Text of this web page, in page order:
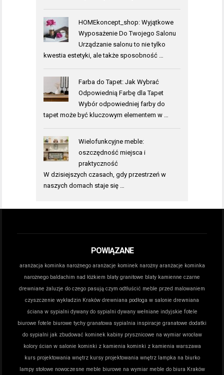
HOMEkoncept_shop: Wyjątkowe
Wyposażenie Do Twojego Salonu
Urządzanie salonu to nie tylko
kwestia estetyki, ale także sposobność …
Farba do Tapet: Jak Wybrać
Odpowiednią Farbę dla Tapet
Wybór odpowiedniej farby do
tapet może być kluczowym elementem w …
Wielofunkcyjne meble:
oszczędność miejsca i
praktyczność
W dzisiejszych czasach, gdy przestrzeń w
naszych domach staje się …
POWIĄZANE
aranżacja kominka narożnego aranżacje kominek narożny aranżacje kominka
narożnego baldachim nad łóżkiem blaty granitowe blaty kamienne czarne
drewniane żaluzje do czego pasują czym odtłuścić meble przed malowaniem
czyszczenie wykładzin Kraków drewniana podłoga w salonie drewniana
ściana w sypialni dywany do sypialni dywany wełniane indyjskie fotele
biurowe fotele biurowe tychy granatowa sypialnia inspiracje granatowe dodatki
do sypialni jak zbudować kominek kabiny prysznicowe na wymiar wrocław
kolory ścian w salonie kominki z kamienia kominki z kamienia warszawa
kurs projektowania wnętrz kursy projektowania wnętrz lampka na biurko
lampy stołowe nowoczesne meble biurowe na wymiar meble do biura Kraków